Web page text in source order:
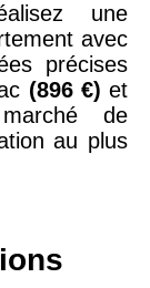
une
avec
précises
(896 €) et
de
au plus